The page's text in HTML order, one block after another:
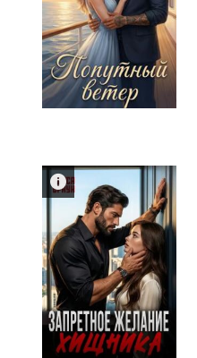
Извращенная
Гордость (ЛП)
Рейли Кора